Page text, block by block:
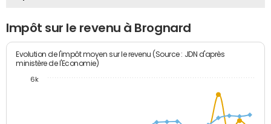
Impôt sur le revenu à Brognard
Evolution de l'impôt moyen sur le revenu (Source : JDN d'après
ministère de l'Economie)
6k